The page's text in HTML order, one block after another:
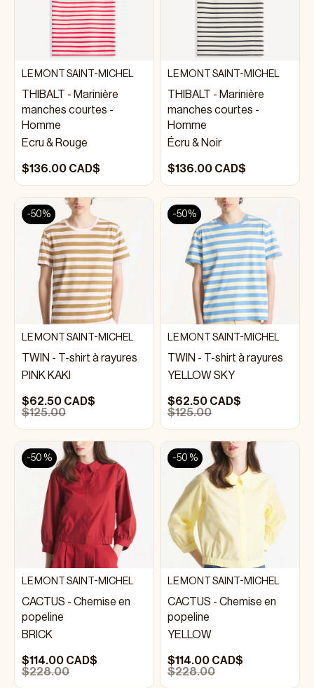
LE MONT SAINT-MICHEL
THIBALT - Marinière
manches courtes -
Homme
Ecru & Rouge
$136.00 CAD$
LE MONT SAINT-MICHEL
THIBALT - Marinière
manches courtes -
Homme
Écru & Noir
$136.00 CAD$
-50%
LE MONT SAINT-MICHEL
TWIN - T-shirt à rayures
PINK KAKI
$62.50 CAD$
$125.00
-50%
LE MONT SAINT-MICHEL
TWIN - T-shirt à rayures
YELLOW SKY
$62.50 CAD$
$125.00
-50 %
LE MONT SAINT-MICHEL
CACTUS - Chemise en
popeline
BRICK
$114.00 CAD$
$228.00
-50 %
LE MONT SAINT-MICHEL
CACTUS - Chemise en
popeline
YELLOW
$114.00 CAD$
$228.00